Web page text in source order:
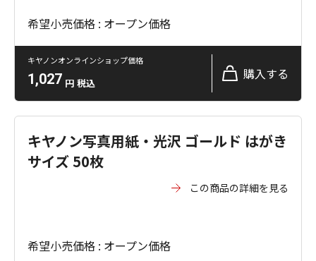
希望小売価格 : オープン価格
キヤノンオンラインショップ価格
1,027 円 税込
購入する
キヤノン写真用紙・光沢 ゴールド はがき
サイズ 50枚
この商品の詳細を見る
希望小売価格 : オープン価格